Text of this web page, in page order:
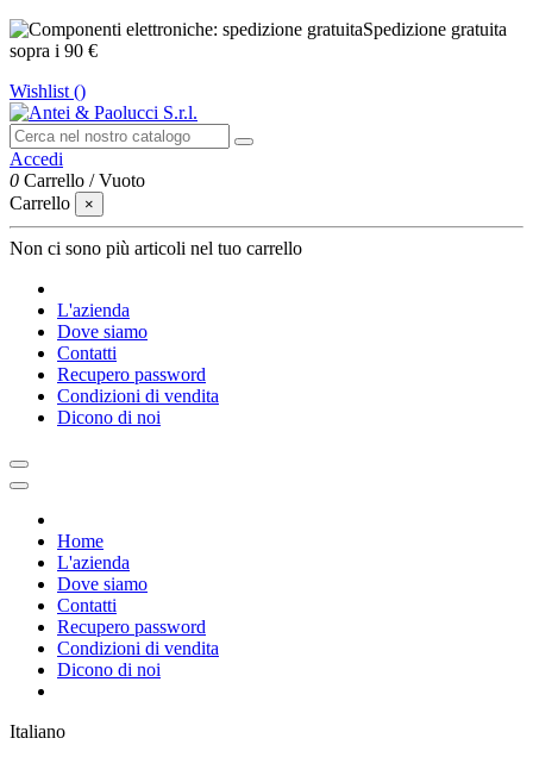
Spedizione gratuita
sopra i 90 €
Wishlist ()
Accedi
0 Carrello /Vuoto
Carrello
×
Non ci sono più articoli nel tuo carrello
L'azienda
Dove siamo
Contatti
Recupero password
Condizioni di vendita
Dicono di noi
Home
L'azienda
Dove siamo
Contatti
Recupero password
Condizioni di vendita
Dicono di noi
Italiano